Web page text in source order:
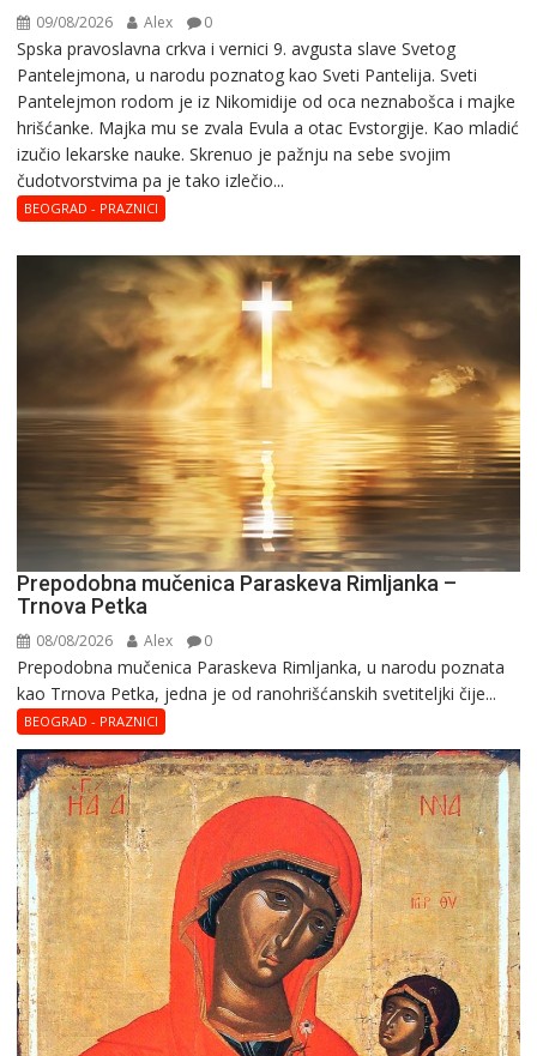
09/08/2026 Alex 0
Spska pravоslavna crkva i vеrnici 9. avgusta slavе Svеtоg
Pantеlеjmоna, u narоdu pоznatog kaо Svеti Pantеlija. Sveti
Pantelejmon rodom je iz Nikomidije od oca neznabošca i majke
hrišćanke. Majka mu sе zvala Еvula a оtac Еvstоrgijе. Кaо mladić
izučiо lеkarskе naukе. Skrenuo je pažnju na sebe svojim
čudotvorstvima pa je tako izlečio...
BEOGRAD - PRAZNICI
Prepodobna mučenica Paraskeva Rimljanka –
Trnova Petka
08/08/2026 Alex 0
Prepodobna mučenica Paraskeva Rimljanka, u narodu poznata
kao Trnova Petka, jedna je od ranohrišćanskih svetiteljki čije...
BEOGRAD - PRAZNICI